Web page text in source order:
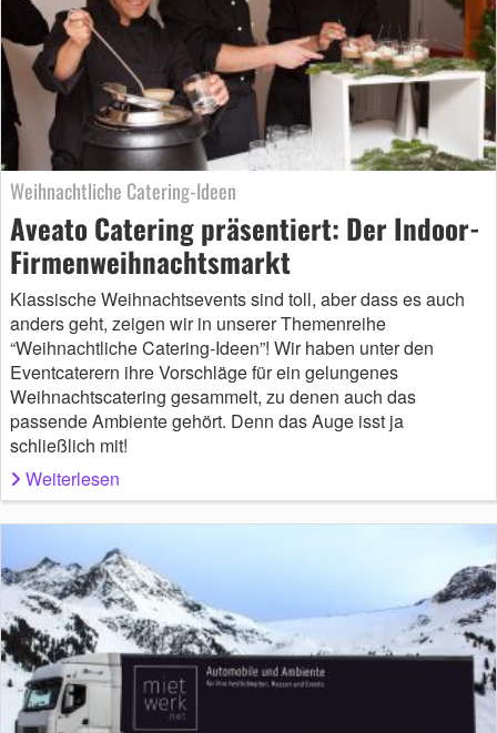
Weihnachtliche Catering-Ideen
Aveato Catering präsentiert: Der Indoor-
Firmenweihnachtsmarkt
Klassische Weihnachtsevents sind toll, aber dass es auch
anders geht, zeigen wir in unserer Themenreihe
“Weihnachtliche Catering-Ideen”! Wir haben unter den
Eventcaterern ihre Vorschläge für ein gelungenes
Weihnachtscatering gesammelt, zu denen auch das
passende Ambiente gehört. Denn das Auge isst ja
schließlich mit!
Weiterlesen